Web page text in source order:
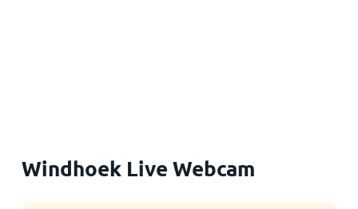
Windhoek Live Webcam